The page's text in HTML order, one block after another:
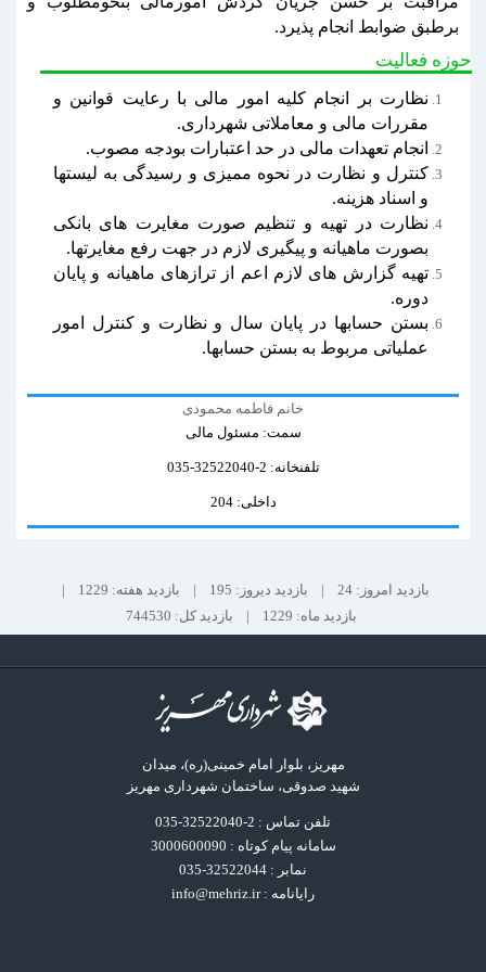
برطبق ضوابط انجام پذیرد.
حوزه فعالیت
نظارت بر انجام کلیه امور مالی با رعایت قوانین و
مقررات مالی و معاملاتی شهرداری.
انجام تعهدات مالی در حد اعتبارات بودجه مصوب.
کنترل و نظارت در نحوه ممیزی و رسیدگی به لیستها
و اسناد هزینه.
نظارت در تهیه و تنظیم صورت مغایرت های بانکی
بصورت ماهیانه و پیگیری لازم در جهت رفع مغایرتها.
تهیه گزارش های لازم اعم از ترازهای ماهیانه و پایان
دوره.
بستن حسابها در پایان سال و نظارت و کنترل امور
عملیاتی مربوط به بستن حسابها.
خانم فاطمه محمودی
سمت: مسئول مالی
تلفنخانه: 2-32522040-035
داخلی: 204
بازدید امروز: 24 | بازدید دیروز: 195 | بازدید هفته: 1229
|
بازدید ماه: 1229
| بازدید کل: 744530
مهریز، بلوار امام خمینی(ره)، میدان
شهید صدوقی، ساختمان شهرداری مهریز
تلفن تماس : 2-32522040-035
سامانه پیام کوتاه : 3000600090
نمابر : 32522044-035
رایانامه :info@mehriz.ir